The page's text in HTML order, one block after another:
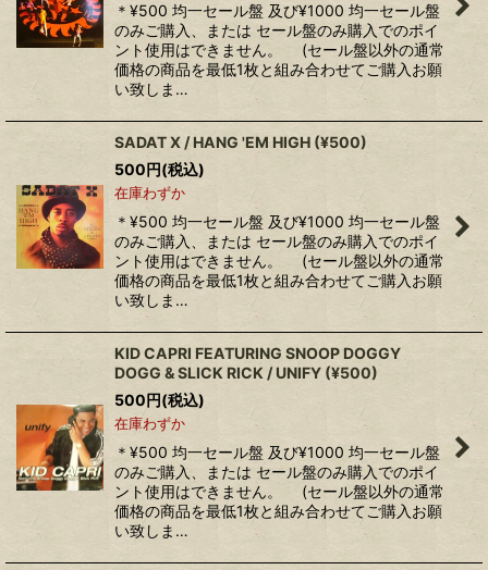
＊¥500 均一セール盤 及び¥1000 均一セール盤
のみご購入、または セール盤のみ購入でのポイ
ント使用はできません。 (セール盤以外の通常
価格の商品を最低1枚と組み合わせてご購入お願
い致しま…
SADAT X / HANG 'EM HIGH (¥500)
500円(税込)
在庫わずか
＊¥500 均一セール盤 及び¥1000 均一セール盤
のみご購入、または セール盤のみ購入でのポイ
ント使用はできません。 (セール盤以外の通常
価格の商品を最低1枚と組み合わせてご購入お願
い致しま…
KID CAPRI FEATURING SNOOP DOGGY
DOGG & SLICK RICK ‎/ UNIFY (¥500)
500円(税込)
在庫わずか
＊¥500 均一セール盤 及び¥1000 均一セール盤
のみご購入、または セール盤のみ購入でのポイ
ント使用はできません。 (セール盤以外の通常
価格の商品を最低1枚と組み合わせてご購入お願
い致しま…